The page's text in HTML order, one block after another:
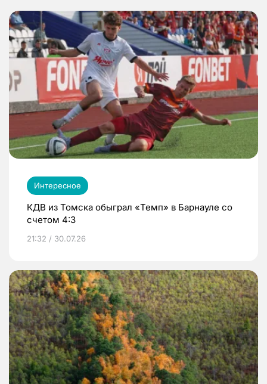
Интересное
КДВ из Томска обыграл «Темп» в Барнауле со
счетом 4:3
21:32 / 30.07.26